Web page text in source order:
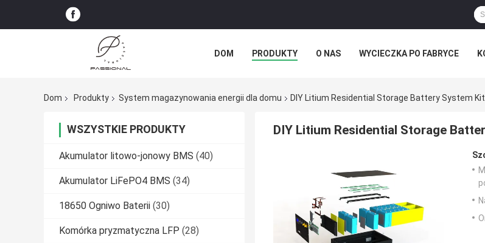
DOM PRODUKTY O NAS WYCIECZKA PO FABRYCE
Dom
Produkty System magazynowania energii dla domu DIY Litium Residential Storage Battery System
WSZYSTKIE PRODUKTY
Akumulator litowo-jonowy BMS (40)
Akumulator LiFePO4 BMS (34)
18650 Ogniwo Baterii (30)
Komórka pryzmatyczna LFP (28)
DIY Litium Residential Storage